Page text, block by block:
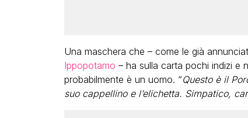
Una maschera che – come le già
Ippopotamo – ha sulla carta pochi indizi e
probabilmente è un uomo. “Questo è il
suo cappellino e l’elichetta. Simpatico,